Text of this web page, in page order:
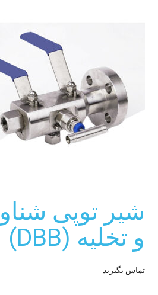
شیر توپی
و تخلیه (DBB)
تماس بگیرید